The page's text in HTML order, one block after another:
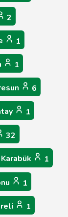
2
1
1
6
1
32
Karabük 1
1
1